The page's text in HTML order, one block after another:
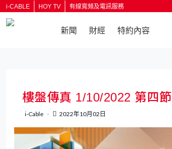
i-CABLE HOY TV 有線寬頻及電訊服務
新聞 財經 特約內容
樓盤傳真 1/10/2022 第四節
i-Cable 2022年10月02日